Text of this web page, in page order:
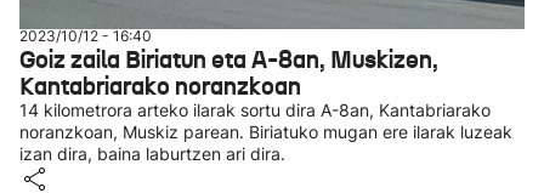
2023/10/12 - 16:40
Goiz zaila Biriatun eta A-8an, Muskizen,
Kantabriarako noranzkoan
14 kilometrora arteko ilarak sortu dira A-8an, Kantabriarako
noranzkoan, Muskiz parean. Biriatuko mugan ere ilarak luzeak
izan dira, baina laburtzen ari dira.